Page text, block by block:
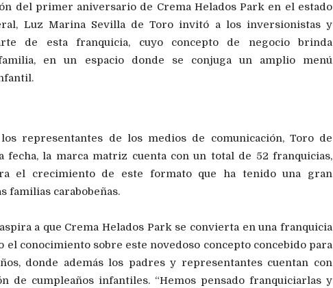
del primer aniversario de Crema Helados Park en el estado
Luz Marina Sevilla de Toro invitó a los inversionistas y
de esta franquicia, cuyo concepto de negocio brinda
en un espacio donde se conjuga un amplio menú
representantes de los medios de comunicación, Toro de
fecha, la marca matriz cuenta con un total de 52 franquicias,
el crecimiento de este formato que ha tenido una gran
familias carabobeñas.
a que Crema Helados Park se convierta en una franquicia
el conocimiento sobre este novedoso concepto concebido para
donde además los padres y representantes cuentan con
de cumpleaños infantiles. “Hemos pensado franquiciarlas y